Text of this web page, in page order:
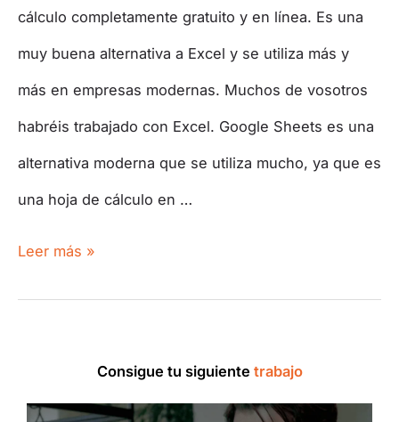
cálculo completamente gratuito y en línea. Es una
muy buena alternativa a Excel y se utiliza más y
más en empresas modernas. Muchos de vosotros
habréis trabajado con Excel. Google Sheets es una
alternativa moderna que se utiliza mucho, ya que es
una hoja de cálculo en …
Leer más »
Consigue tu siguiente trabajo